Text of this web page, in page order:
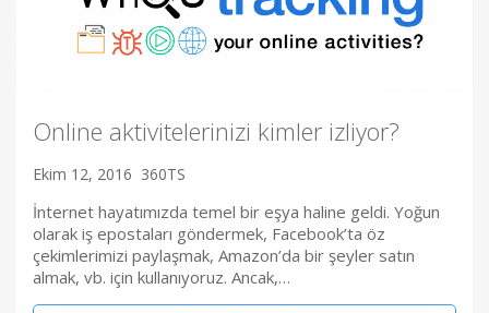
Online aktivitelerinizi kimler izliyor?
Ekim 12, 2016 360TS
İnternet hayatımızda temel bir eşya haline geldi. Yoğun
olarak iş epostaları göndermek, Facebook’ta öz
çekimlerimizi paylaşmak, Amazon’da bir şeyler satın
almak, vb. için kullanıyoruz. Ancak,…